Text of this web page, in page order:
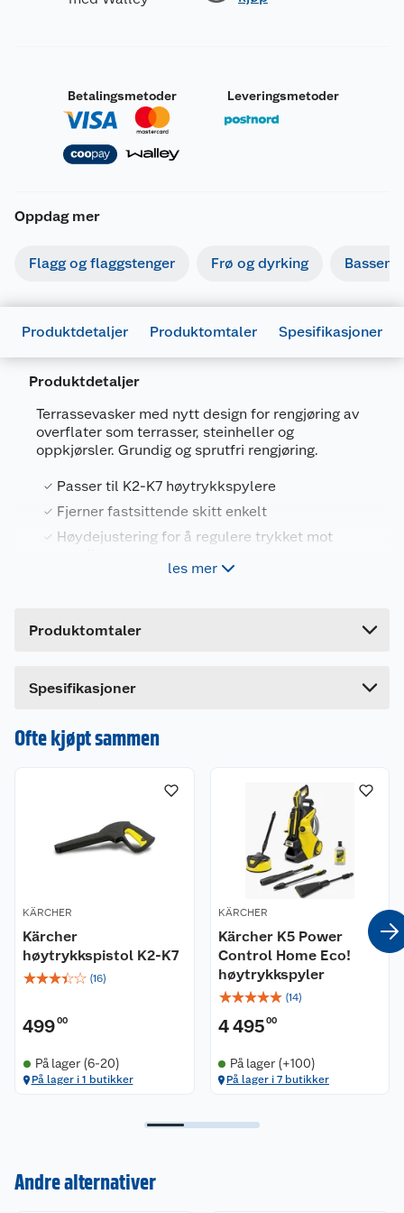
Betalingsmetoder Leveringsmetoder
Oppdag mer
Flagg og flaggstenger Frø og dyrking Basseng
Produktdetaljer Produktomtaler Spesifikasjoner
Produktdetaljer
Terrassevasker med nytt design for rengjøring av
overflater som terrasser, steinheller og
oppkjørsler. Grundig og sprutfri rengjøring.
Passer til K2-K7 høytrykkspylere
Fjerner fastsittende skitt enkelt
Høydejustering for å regulere trykket mot
Rask og enkel rengjøring av store overflater
Kärcher T5 terrassevasker med nytt design og
trykket mot overflaten. Kan brukes både vertikalt
og horisonalt på stein- og treoverflater.
les mer
Produktomtaler
Spesifikasjoner
Generelt
Artikkelnummer
4054278513652
Leverandørens artikkelnummer
Lengde
Ofte kjøpt sammen
KÄRCHER
Kärcher
høytrykkspistol K2-K7
☆☆☆☆☆ (16)
49900
På lager (6-20)
På lager i 1 butikker
KÄRCHER
Kärcher K5 Power
Control Home Eco!
høytrykkspyler
☆☆☆☆☆ (14)
4 495 00
På lager (+100)
På lager i 7 butikker
Andre alternativer
Om oss
Kontakt oss